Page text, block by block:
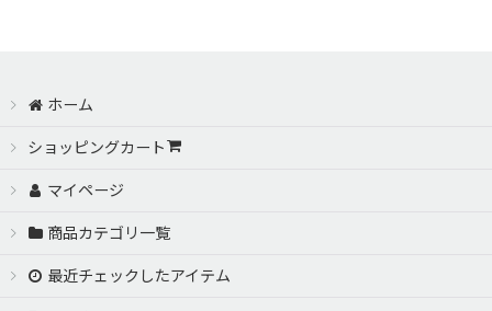
ホーム
ショッピングカート
マイページ
商品カテゴリ一覧
最近チェックしたアイテム